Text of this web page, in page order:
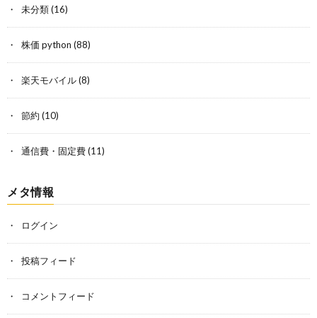
未分類(16)
株価 python (88)
楽天モバイル(8)
節約 (10)
通信費・固定費(11)
メタ情報
ログイン
投稿フィード
コメントフィード